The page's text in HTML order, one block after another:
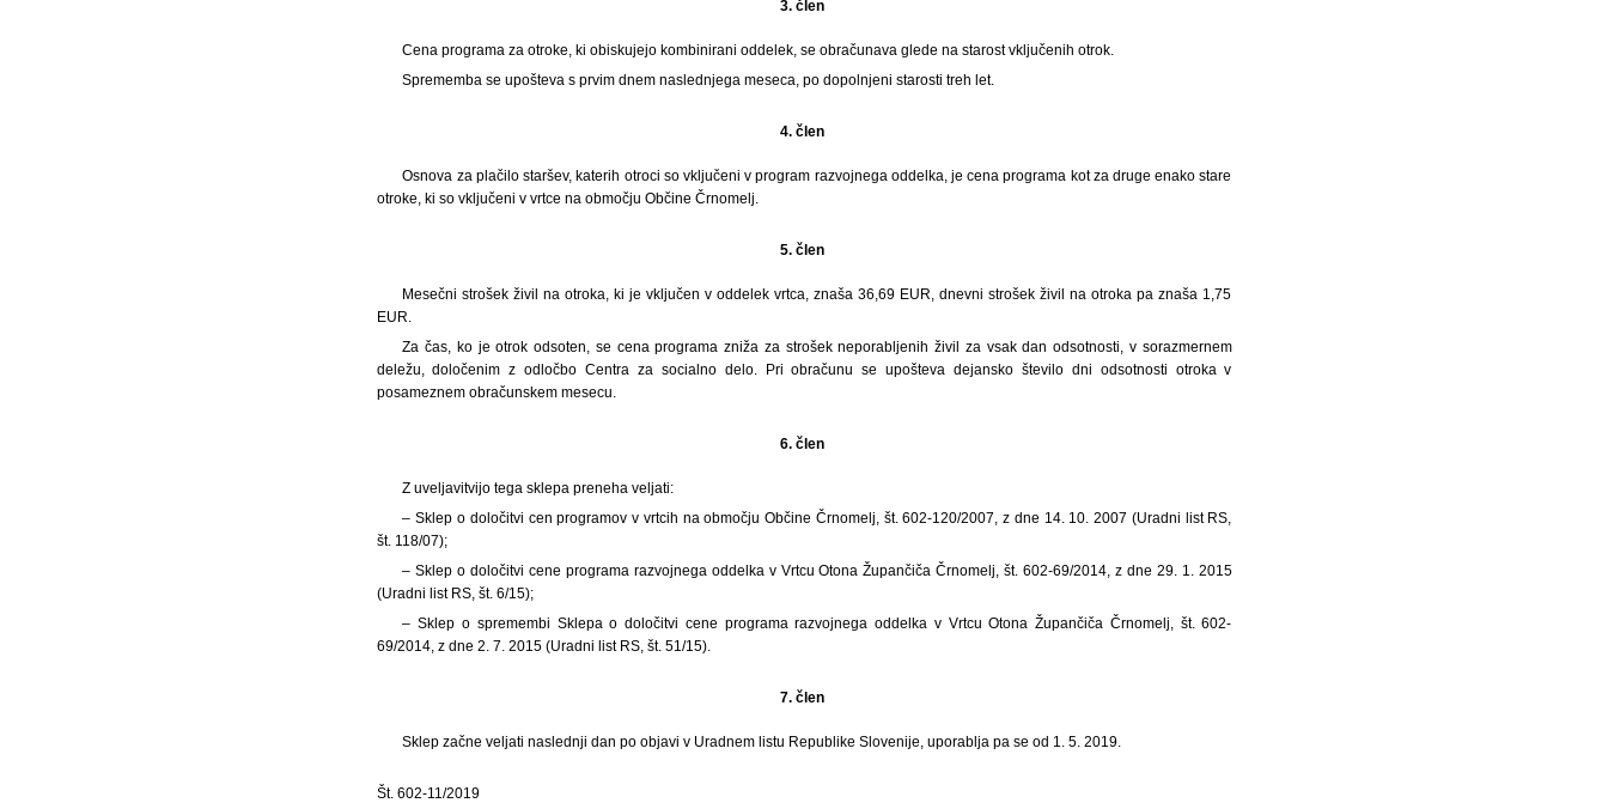
3. člen
Cena programa za otroke, ki obiskujejo kombinirani oddelek, se obračunava glede na starost vključenih otrok.
Sprememba se upošteva s prvim dnem naslednjega meseca, po dopolnjeni starosti treh let.
4. člen
Osnova za plačilo staršev, katerih otroci so vključeni v program razvojnega oddelka, je cena programa kot za druge enako stare
otroke, ki so vključeni v vrtce na območju Občine Črnomelj.
5. člen
Mesečni strošek živil na otroka, ki je vključen v oddelek vrtca, znaša 36,69 EUR, dnevni strošek živil na otroka pa znaša 1,75
EUR.
Za čas, ko je otrok odsoten, se cena programa zniža za strošek neporabljenih živil za vsak dan odsotnosti, v sorazmernem
deležu, določenim z odločbo Centra za socialno delo. Pri obračunu se upošteva dejansko število dni odsotnosti otroka v
posameznem obračunskem mesecu.
6. člen
Z uveljavitvijo tega sklepa preneha veljati:
– Sklep o določitvi cen programov v vrtcih na območju Občine Črnomelj, št. 602-120/2007, z dne 14. 10. 2007 (Uradni list RS,
št. 118/07);
– Sklep o določitvi cene programa razvojnega oddelka v Vrtcu Otona Župančiča Črnomelj, št. 602-69/2014, z dne 29. 1. 2015
(Uradni list RS, št. 6/15);
– Sklep o spremembi Sklepa o določitvi cene programa razvojnega oddelka v Vrtcu Otona Župančiča Črnomelj, št. 602-
69/2014, z dne 2. 7. 2015 (Uradni list RS, št. 51/15).
7. člen
Sklep začne veljati naslednji dan po objavi v Uradnem listu Republike Slovenije, uporablja pa se od 1. 5. 2019.
Št. 602-11/2019